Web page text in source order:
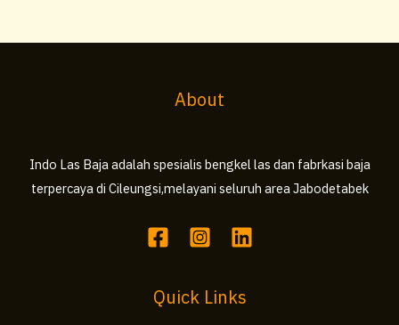
About
Indo Las Baja adalah spesialis bengkel las dan fabrkasi baja
terpercaya di Cileungsi,melayani seluruh area Jabodetabek
Quick Links